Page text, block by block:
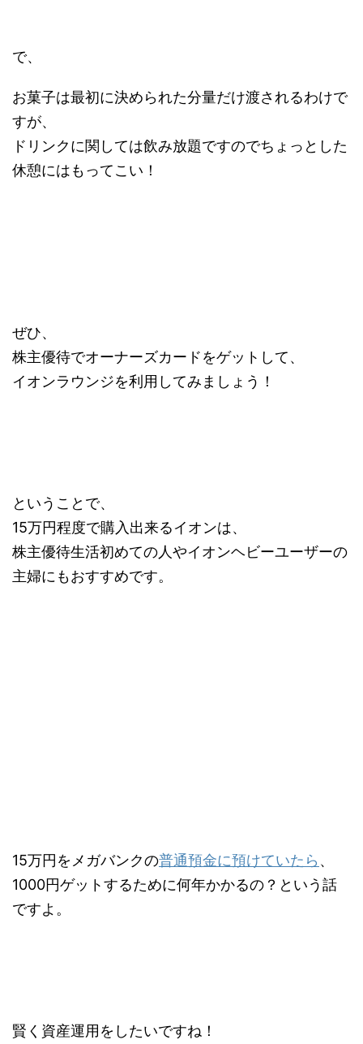
で、
お菓子は最初に決められた分量だけ渡されるわけで
すが、
ドリンクに関しては飲み放題ですのでちょっとした
休憩にはもってこい！
ぜひ、
株主優待でオーナーズカードをゲットして、
イオンラウンジを利用してみましょう！
ということで、
15万円程度で購入出来るイオンは、
株主優待生活初めての人やイオンヘビーユーザーの
主婦にもおすすめです。
15万円をメガバンクの普通預金に預けていたら 、
1000円ゲットするために何年かかるの？という話
ですよ。
賢く資産運用をしたいですね！